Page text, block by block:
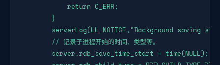
return C_ERR;
}
serverLog(LL_NOTICE,"Background saving
// 记录子进程开始的时间、类型等。
server.rdb_save_time_start = time(NULL);